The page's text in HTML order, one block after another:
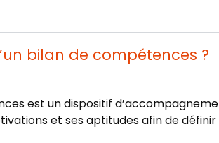
bilan de compétences ?
est un dispositif
et ses aptitudes afin de